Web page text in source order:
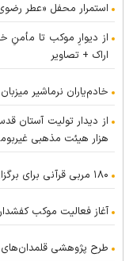
استمرار محفل «عطر رضوی» پس از
از دیوارِ موکب تا مأمنِ
اراک + تصاویر
خادم‌یاران نرماشیر میزبان ۱۰۰ هزار زائر در مسیر اربعین بودند
هزار هیئت مذهبی
۱۸۰ مربی قرآنی برای برگزاری محفل فرشتگان مقاومت آماده شدند
آغاز فعالیت موکب
طرح پژوهشی